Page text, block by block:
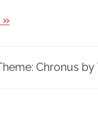
Chronus by